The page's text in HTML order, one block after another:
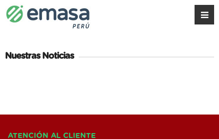
Nuestras Noticias
ATENCIÓN AL CLIENTE